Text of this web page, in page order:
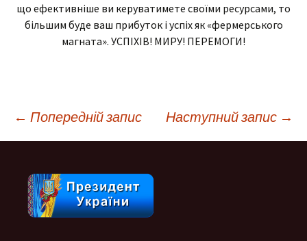
що ефективніше ви керуватимете своїми ресурсами, то
більшим буде ваш прибуток і успіх як «фермерського
магната». УСПІХІВ! МИРУ! ПЕРЕМОГИ!
Навігація
по
запису
← Попередній запис Наступний запис →